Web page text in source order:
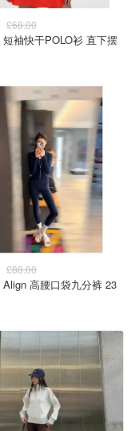
£68.00
袖快干POLO衫 直下摆
£88.00
Align 高腰口袋九分裤 23